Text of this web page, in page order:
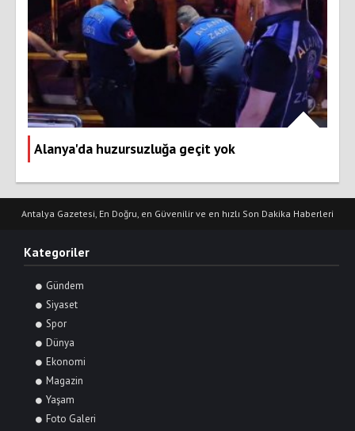
Alanya'da huzursuzluğa geçit yok
Antalya Gazetesi, En Doğru, en Güvenilir ve en hızlı Son Dakika Haberleri
Kategoriler
Gündem
Siyaset
Spor
Dünya
Ekonomi
Magazin
Yaşam
Foto Galeri